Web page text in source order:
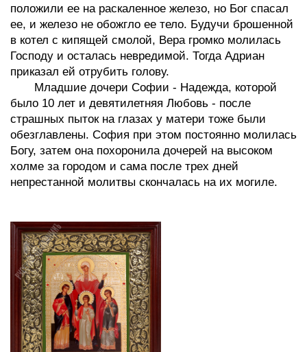
положили ее на раскаленное железо, но Бог спасал
ее, и железо не обожгло ее тело. Будучи брошенной
в котел с кипящей смолой, Вера громко молилась
Господу и осталась невредимой. Тогда Адриан
приказал ей отрубить голову.
Младшие дочери Софии - Надежда, которой
было 10 лет и девятилетняя Любовь - после
страшных пыток на глазах у матери тоже были
обезглавлены. София при этом постоянно молилась
Богу, затем она похоронила дочерей на высоком
холме за городом и сама после трех дней
непрестанной молитвы скончалась на их могиле.